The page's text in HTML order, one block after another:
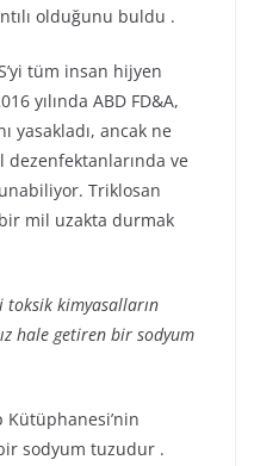
olduğunu buldu .
tüm insan hijyen
yılında ABD FD&A,
yasakladı, ancak ne
dezenfektanlarında ve
Triklosan
mil uzakta durmak
toksik kimyasalların
hale getiren bir sodyum
Kütüphanesi’nin
bir sodyum tuzudur .